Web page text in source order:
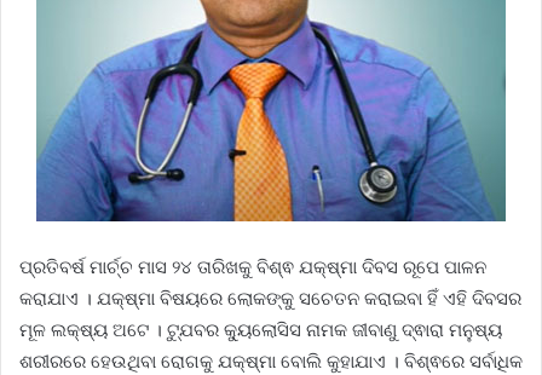
ପ୍ରତିବର୍ଷ ମାର୍ଚ୍ଚ ମାସ ୨୪ ତାରିଖକୁ ବିଶ୍ଵ ଯକ୍ଷ୍ମା ଦିବସ ରୂପେ ପାଳନ
କରାଯାଏ । ଯକ୍ଷ୍ମା ବିଷୟରେ ଲୋକଙ୍କୁ ସଚେତନ କରାଇବା ହିଁ ଏହି ଦିବସର
ମୂଳ ଲକ୍ଷ୍ୟ ଅଟେ । ଟ୍ଯୁବର କ୍ୟୁଲୋସିସ ନାମକ ଜୀବାଣୁ ଦ୍ଵାରା ମନୁଷ୍ୟ
ଶରୀରରେ ହେଉଥିବା ରୋଗକୁ ଯକ୍ଷ୍ମା ବୋଲି କୁହାଯାଏ । ବିଶ୍ଵରେ ସର୍ବାଧିକ